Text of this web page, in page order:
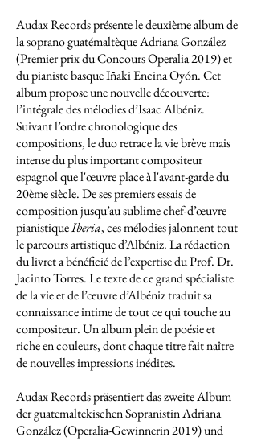
Audax Records présente le deuxième album de
la soprano guatémaltèque Adriana González
(Premier prix du Concours Operalia 2019) et
du pianiste basque Iñaki Encina Oyón. Cet
album propose une nouvelle découverte:
l’intégrale des mélodies d’Isaac Albéniz.
Suivant l’ordre chronologique des
compositions, le duo retrace la vie brève mais
intense du plus important compositeur
espagnol que l'œuvre place à l'avant-garde du
20ème siècle. De ses premiers essais de
composition jusqu’au sublime chef-d’œuvre
pianistiqueIberia, ces mélodies jalonnent tout
le parcours artistique d’Albéniz. La rédaction
du livret a bénéficié de l’expertise du Prof. Dr.
Jacinto Torres. Le texte de ce grand spécialiste
de la vie et de l’œuvre d’Albéniz traduit sa
connaissance intime de tout ce qui touche au
compositeur. Un album plein de poésie et
riche en couleurs, dont chaque titre fait naître
de nouvelles impressions inédites.
Audax Records präsentiert das zweite Album
der guatemaltekischen Sopranistin Adriana
González (Operalia-Gewinnerin 2019) und